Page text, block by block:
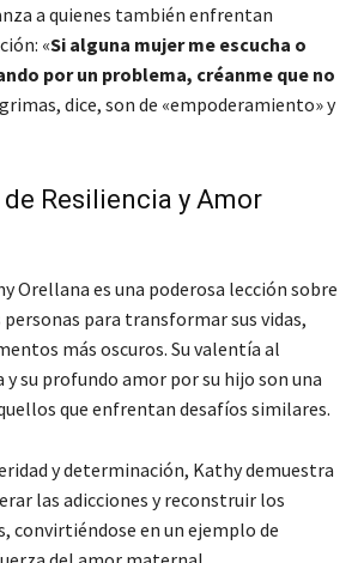
a quienes también enfrentan
«Si alguna mujer me escucha o
por un problema, créanme que no
dice, son de «empoderamiento» y
Resiliencia y Amor
Orellana es una poderosa lección sobre
personas para transformar sus vidas,
más oscuros. Su valentía al
su profundo amor por su hijo son una
que enfrentan desafíos similares.
y determinación, Kathy demuestra
las adicciones y reconstruir los
convirtiéndose en un ejemplo de